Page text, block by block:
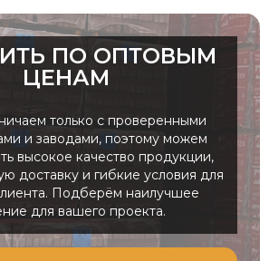
ПО ОПТОВЫМ
ЦЕНАМ
только с проверенными
и заводами, поэтому можем
высокое качество продукции,
доставку и гибкие условия для
Подберём наилучшее
для вашего проекта.